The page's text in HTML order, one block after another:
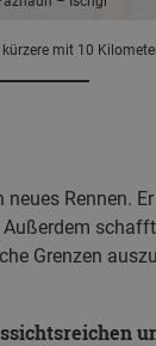
mit 10
Rennen.
Grenzen